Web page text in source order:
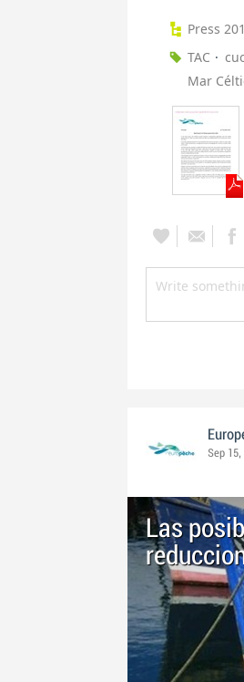
Press
TAC
Mar
Sep
Las